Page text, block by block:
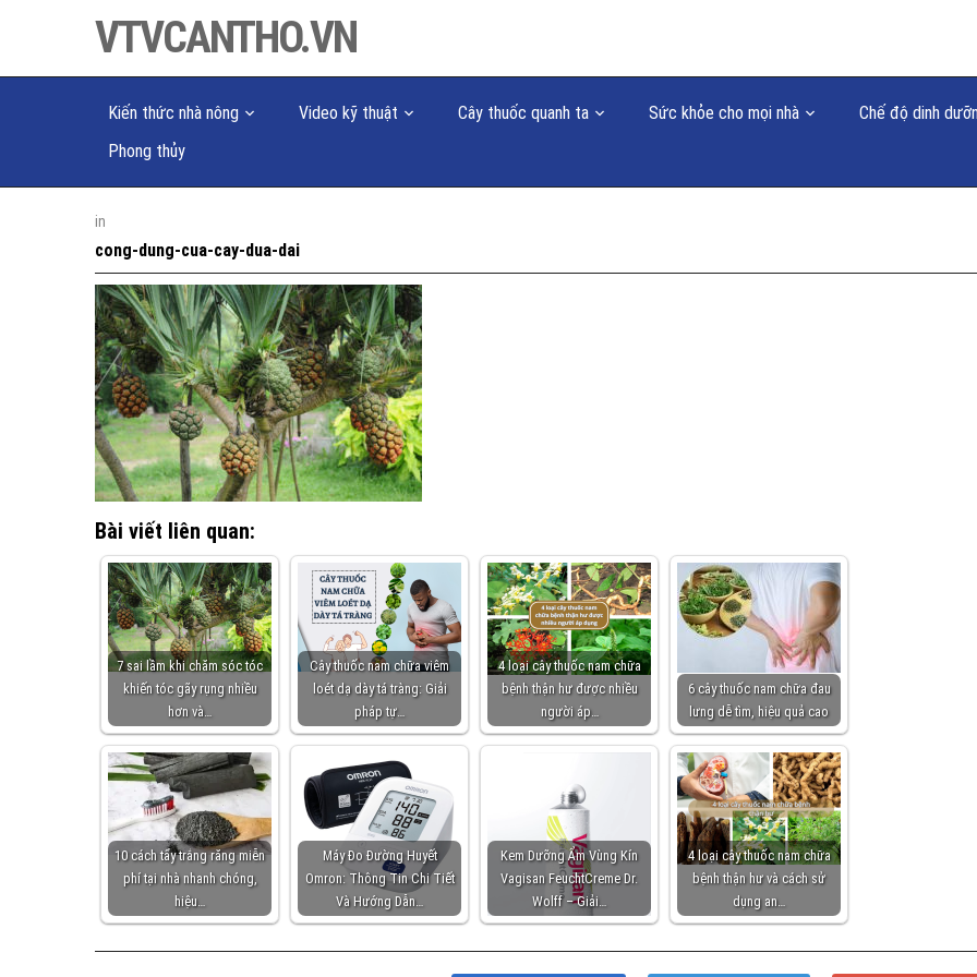
VTVCANTHO.VN
Kiến thức nhà nông Video kỹ thuật Cây thuốc quanh ta Sức khỏe cho mọi nhà
Chế độ dinh
Phong thủy
in
cong-dung-cua-cay-dua-dai
Bài viết liên quan:
7 sai lầm khi chăm sóc tóc
khiến tóc gãy rụng nhiều
hơn và…
Cây thuốc nam chữa viêm
loét dạ dày tá tràng: Giải
pháp tự…
4 loại cây thuốc nam chữa
bệnh thận hư được nhiều
người áp…
6 cây thuốc nam chữa đau
lưng dễ tìm, hiệu quả cao
10 cách tẩy trắng răng miễn
phí tại nhà nhanh chóng,
hiệu…
Máy Đo Đường Huyết
Omron: Thông Tin Chi Tiết
Và Hướng Dẫn…
Kem Dưỡng Ẩm Vùng Kín
Vagisan FeuchtCreme Dr.
Wolff – Giải…
4 loại cây thuốc nam chữa
bệnh thận hư và cách sử
dụng an…